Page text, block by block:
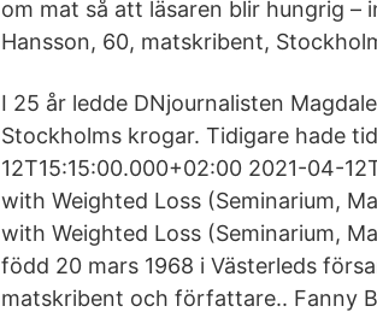
om mat så att läsaren blir hungrig –
Hansson, 60, matskribent,
I 25 år ledde DNjournalisten
Stockholms krogar. Tidigare hade
12T15:15:00.000+02:00 2021-04-
with Weighted Loss (Seminarium,
with Weighted Loss (Seminarium,
född 20 mars 1968 i Västerleds
matskribent och författare.. Fanny